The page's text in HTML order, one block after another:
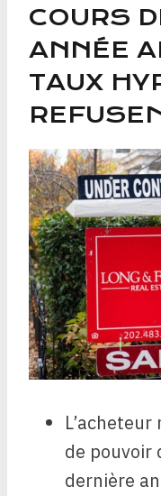
COURS
ANNÉE
TAUX
de pouvoir
dernière